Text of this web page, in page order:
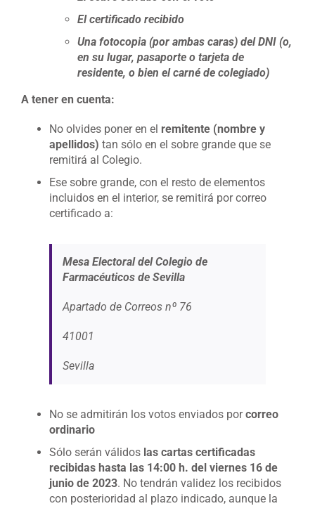
El certificado recibido
Una fotocopia (por ambas caras) del DNI (o,
en su lugar, pasaporte o tarjeta de
residente, o bien el carné de colegiado)
A tener en cuenta:
No olvides poner en el remitente (nombre y
apellidos) tan sólo en el sobre grande que se
remitirá al Colegio.
Ese sobre grande, con el resto de elementos
incluidos en el interior, se remitirá por correo
certificado a:
Mesa Electoral del Colegio de
Farmacéuticos de Sevilla
Apartado de Correos nº 76
41001
Sevilla
No se admitirán los votos enviados porcorreo
ordinario
Sólo serán válidos las cartas certificadas
recibidas hasta las 14:00 h. del viernes 16 de
junio de 2023. No tendrán validez los recibidos
con posterioridad al plazo indicado, aunque la